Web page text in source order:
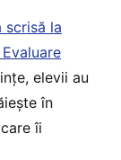
scrisă la
elevii au
în
îi